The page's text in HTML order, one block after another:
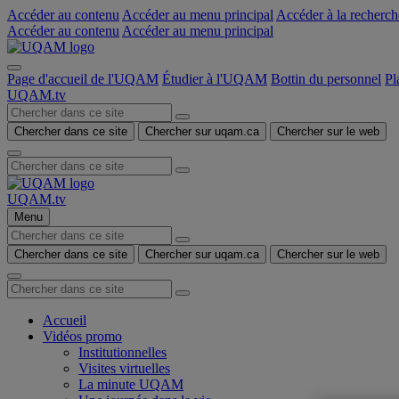
Accéder au contenu Accéder au menu principal Accéder à la
Accéder au contenu Accéder au menu principal
Page d'accueil de l'UQAM Étudier à l'UQAM Bottin du personnel
UQAM.tv
Chercher dans ce site Chercher sur uqam.ca Chercher sur le web
UQAM.tv
Menu
Chercher dans ce site Chercher sur uqam.ca Chercher sur le web
Accueil
Vidéos promo
Institutionnelles
Visites virtuelles
La minute UQAM